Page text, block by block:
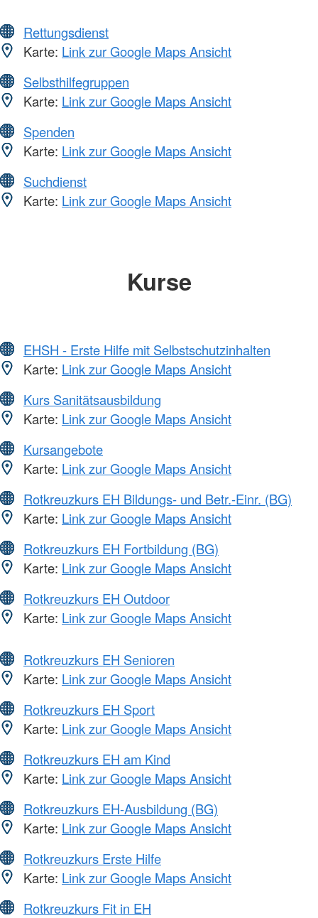
Rettungsdienst
Karte: Link zur Google Maps Ansicht
Selbsthilfegruppen
Karte: Link zur Google Maps Ansicht
Spenden
Karte: Link zur Google Maps Ansicht
Suchdienst
Karte: Link zur Google Maps Ansicht
Kurse
EHSH - Erste Hilfe mit Selbstschutzinhalten
Karte: Link zur Google Maps Ansicht
Kurs Sanitätsausbildung
Karte: Link zur Google Maps Ansicht
Kursangebote
Karte: Link zur Google Maps Ansicht
Rotkreuzkurs EH Bildungs- und Betr.-Einr. (BG)
Karte: Link zur Google Maps Ansicht
Rotkreuzkurs EH Fortbildung (BG)
Karte: Link zur Google Maps Ansicht
Rotkreuzkurs EH Outdoor
Karte: Link zur Google Maps Ansicht
Rotkreuzkurs EH Senioren
Karte: Link zur Google Maps Ansicht
Rotkreuzkurs EH Sport
Karte: Link zur Google Maps Ansicht
Rotkreuzkurs EH am Kind
Karte: Link zur Google Maps Ansicht
Rotkreuzkurs EH-Ausbildung (BG)
Karte: Link zur Google Maps Ansicht
Rotkreuzkurs Erste Hilfe
Karte: Link zur Google Maps Ansicht
Rotkreuzkurs Fit in EH